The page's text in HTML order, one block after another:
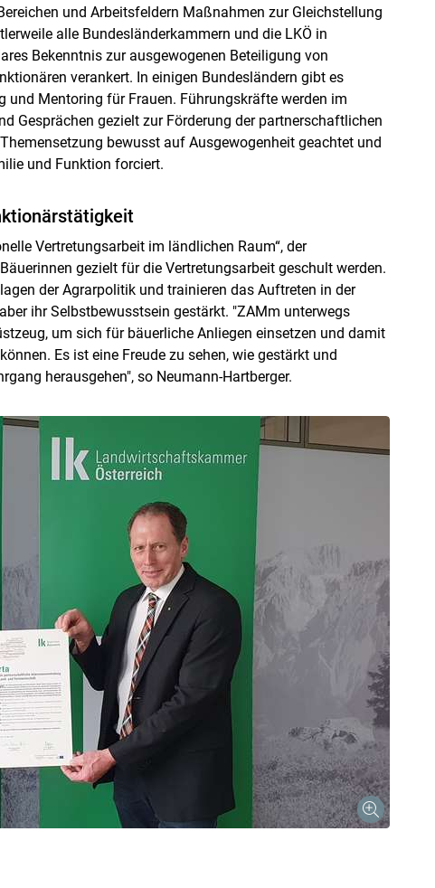
und Arbeitsfeldern Maßnahmen zur Gleichstellung
alle Bundesländerkammern und die LKÖ in
Bekenntnis zur ausgewogenen Beteiligung von
verankert. In einigen Bundesländern gibt es
und Mentoring für Frauen. Führungskräfte werden im
Gesprächen gezielt zur Förderung der partnerschaftlichen
bewusst auf Ausgewogenheit geachtet und
und Funktion forciert.
Vertretungsarbeit im ländlichen Raum“, der
gezielt für die Vertretungsarbeit geschult werden.
der Agrarpolitik und trainieren das Auftreten in der
ihr Selbstbewusstsein gestärkt. "ZAMm unterwegs
um sich für bäuerliche Anliegen einsetzen und damit
Es ist eine Freude zu sehen, wie gestärkt und
herausgehen", so Neumann-Hartberger.